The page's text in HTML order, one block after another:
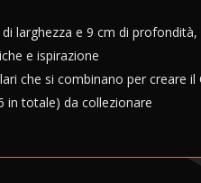
larghezza e 9 cm di
e ispirazione
che si combinano per creare il
in totale) da collezionare